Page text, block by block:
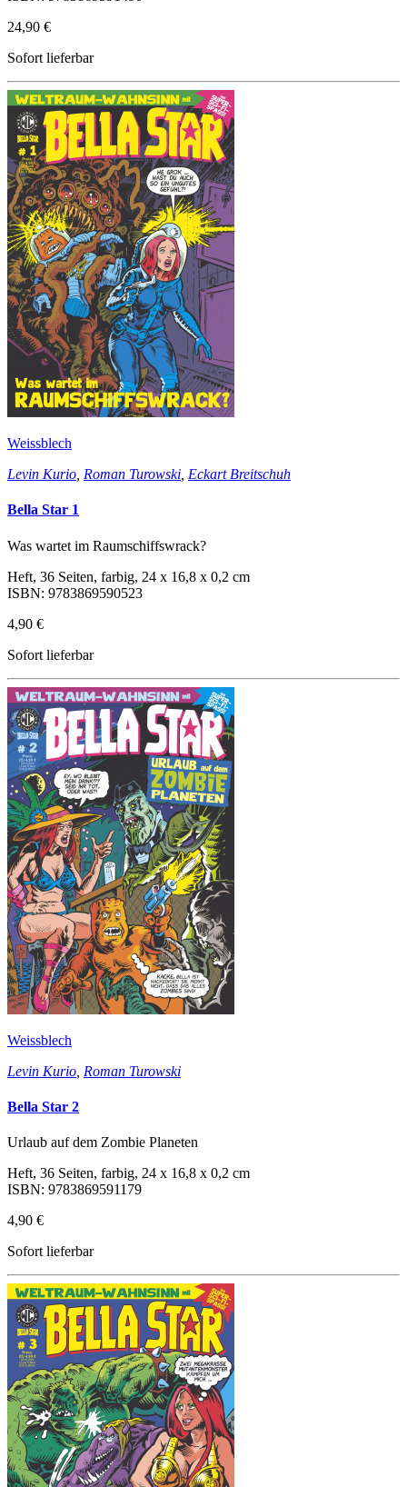
24,90 €
Sofort lieferbar
Weissblech
Levin Kurio Roman Turowski Eckart Breitschuh
Bella Star 1
Was wartet im Raumschiffswrack?
Heft, 36 Seiten, farbig, 24 x 16,8 x 0,2 cm
ISBN: 9783869590523
4,90 €
Sofort lieferbar
Weissblech
Levin Kurio Roman Turowski
Bella Star 2
Urlaub auf dem Zombie Planeten
Heft, 36 Seiten, farbig, 24 x 16,8 x 0,2 cm
ISBN: 9783869591179
4,90 €
Sofort lieferbar